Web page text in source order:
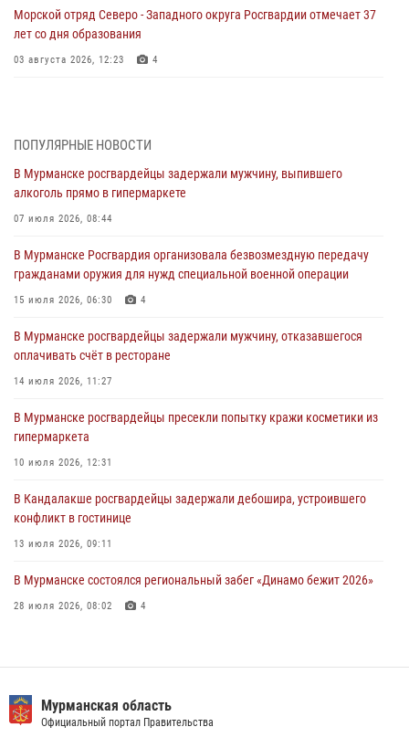
Морской отряд Северо - Западного округа Росгвардии отмечает 37
лет со дня образования
03 августа 2026, 12:23 4
Сотрудники Росгвардии провели инструктаж по
антитеррористической защищенности для членов избирательных
31 июля 2026, 08:48 3
Сотрудники Росгвардии задержали мужчину, не оплатившего счет в
30 июля 2026, 14:09
В Управлении Росгвардии по Мурманской области прошло пожарно-
30 июля 2026, 14:05
В Управлении Росгвардии по Мурманской области состоялось
равноапостольного великого князя Владимира
29 июля 2026, 12:17
ПОПУЛЯРНЫЕ НОВОСТИ
В Мурманске росгвардейцы задержали мужчину, выпившего
алкоголь прямо в гипермаркете
07 июля 2026, 08:44
В Мурманске Росгвардия организовала безвозмездную передачу
гражданами оружия для нужд специальной военной операции
15 июля 2026, 06:30 4
В Мурманске росгвардейцы задержали мужчину, отказавшегося
оплачивать счёт в ресторане
14 июля 2026, 11:27
В Мурманске росгвардейцы пресекли попытку кражи косметики из
гипермаркета
10 июля 2026, 12:31
В Кандалакше росгвардейцы задержали дебошира, устроившего
конфликт в гостинице
13 июля 2026, 09:11
В Мурманске состоялся региональный забег «Динамо бежит 2026»
28 июля 2026, 08:02 4
15 июля 2026, 14:01
Мурманская область
Официальный портал Правительства